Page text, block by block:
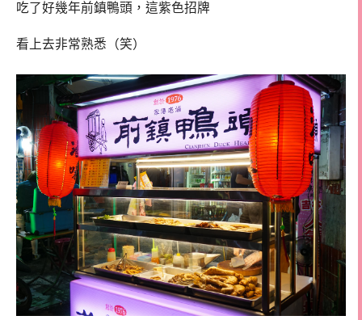
吃了好幾年前鎮鴨頭，這紫色招牌
看上去非常熟悉（笑）